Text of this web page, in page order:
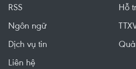
RSS
Hỗ
Ngôn ngữ
Dịch vụ tin
Liên hệ